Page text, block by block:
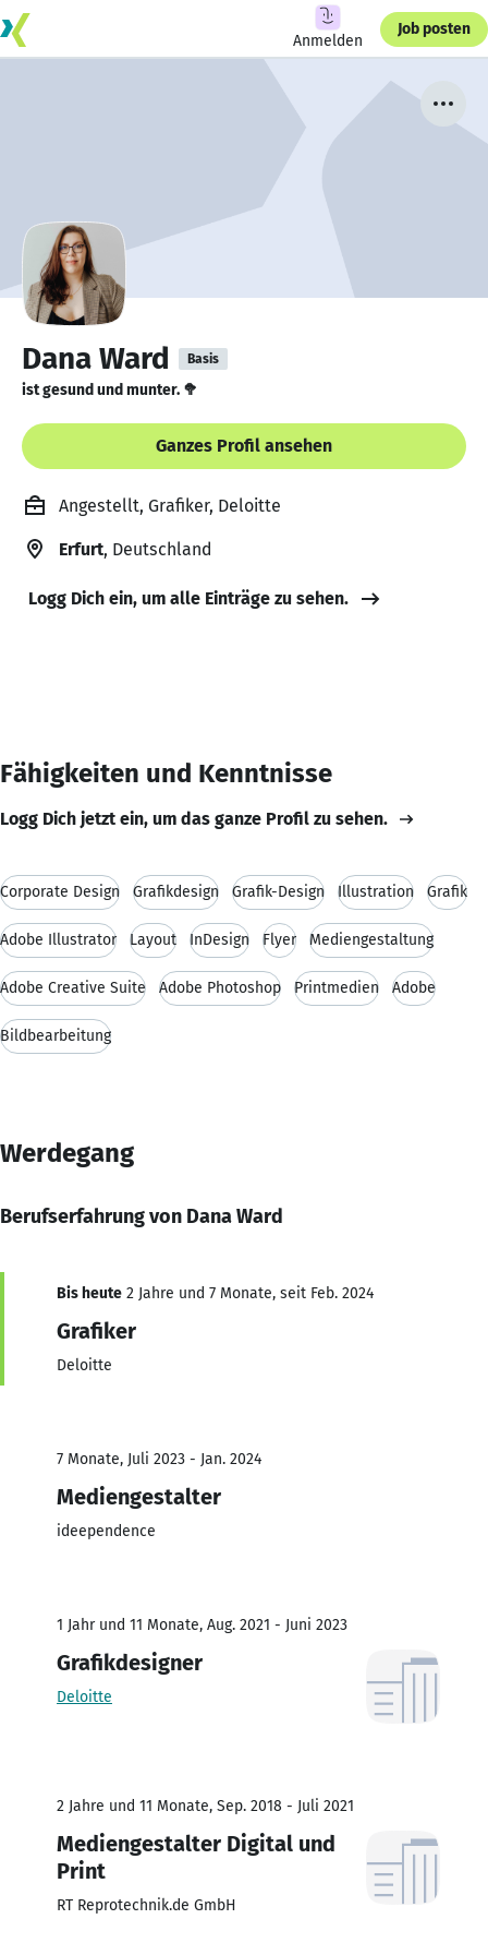
Anmelden
Job posten
Dana Ward Basis
ist gesund und munter. 🥦
Ganzes Profil ansehen
Angestellt, Grafiker, Deloitte
Erfurt, Deutschland
Logg Dich ein, um alle Einträge zu sehen.
Fähigkeiten und Kenntnisse
Logg Dich jetzt ein, um das ganze Profil zu sehen.
Corporate Design Grafikdesign Grafik-Design Illustration Grafik
Adobe Illustrator Layout InDesign Flyer Mediengestaltung
Adobe Creative Suite Adobe Photoshop Printmedien Adobe
Bildbearbeitung
Werdegang
Berufserfahrung von Dana Ward
Bis heute 2 Jahre und 7 Monate, seit Feb. 2024
Grafiker
Deloitte
7 Monate, Juli 2023 - Jan. 2024
Mediengestalter
ideependence
1 Jahr und 11 Monate, Aug. 2021 - Juni 2023
Grafikdesigner
Deloitte
2 Jahre und 11 Monate, Sep. 2018 - Juli 2021
Mediengestalter Digital und
Print
RT Reprotechnik.de GmbH